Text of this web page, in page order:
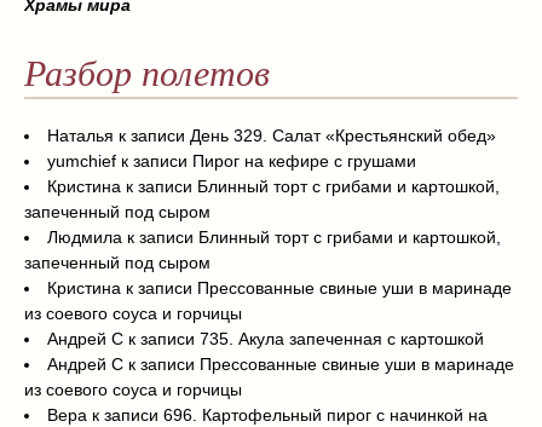
Храмы мира
Разбор полетов
Наталья к записи День 329. Салат «Крестьянский обед»
yumchief к записи Пирог на кефире с грушами
Кристина к записи Блинный торт с грибами и картошкой,
запеченный под сыром
Людмила к записи Блинный торт с грибами и картошкой,
запеченный под сыром
Кристина к записи Прессованные свиные уши в маринаде
из соевого соуса и горчицы
Андрей С к записи 735. Акула запеченная с картошкой
Андрей С к записи Прессованные свиные уши в маринаде
из соевого соуса и горчицы
Вера к записи 696. Картофельный пирог с начинкой на